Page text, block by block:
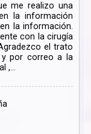
me realizo una
la información
la información.
con la cirugía
el trato
por correo a la
,...